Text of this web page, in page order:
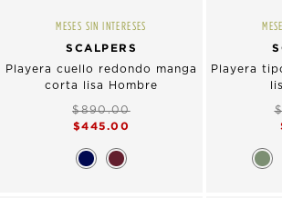
MESES SIN INTERESES
SCALPERS
Playera cuello redondo manga
corta lisa Hombre
$890.00
$445.00
Playera